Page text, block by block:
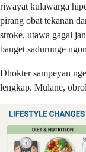
riwayat kulawarga
pirang obat tekanan
stroke, utawa gagal
banget sadurunge
Dhokter sampeyan
lengkap. Mulane,